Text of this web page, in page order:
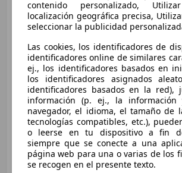
€ 1.600
Sin
01/2007 222.000 km Diésel 66
Particular
ES-08401 Granollers
contenido personalizado,
localización geográfica precisa,
seleccionar la publicidad
Las cookies, los identificadores de
identificadores online de similares
ej., los identificadores basados en
los identificadores asignados
identificadores basados en la red),
información (p. ej., la
navegador, el idioma, el tamaño de
tecnologías compatibles, etc.),
o leerse en tu dispositivo a fin
siempre que se conecte a una
página web para una o varias de los
se recogen en el presente texto.